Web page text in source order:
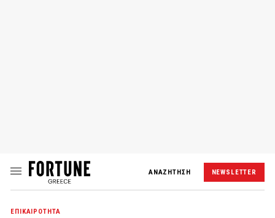
ΑΝΑΖΗΤΗΣΗ NEWSLETTER
ΕΠΙΚΑΙΡΟΤΗΤΑ